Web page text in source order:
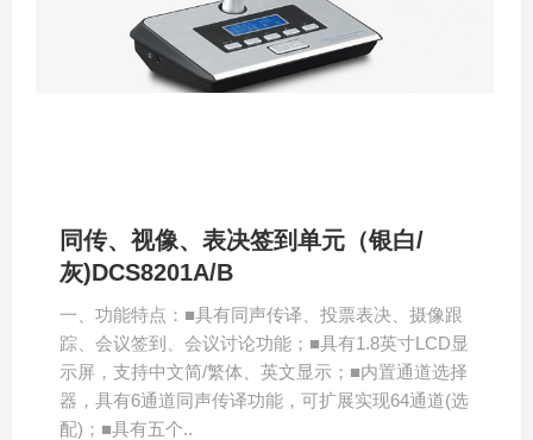
同传、视像、表决签到单元（银白/
灰)DCS8201A/B
一、功能特点：■具有同声传译、投票表决、摄像跟
踪、会议签到、会议讨论功能；■具有1.8英寸LCD显
示屏，支持中文简/繁体、英文显示；■内置通道选择
器，具有6通道同声传译功能，可扩展实现64通道(选
配)；■具有五个..